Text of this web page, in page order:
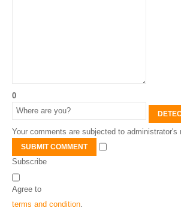
0
Your comments are subjected to administrator's
SUBMIT COMMENT
Subscribe
Agree to
terms and condition